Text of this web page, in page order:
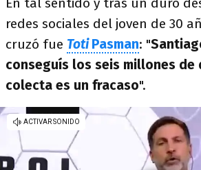
redes sociales del joven de 30
cruzó fue TotiPasman: "
conseguís los seis millones de
colecta es un fracaso".